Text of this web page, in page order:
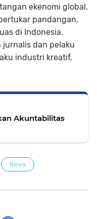
ekenomi global.
pandangan,
di Indonesia.
dan pelaku
industri kreatif,
Akuntabilitas
𝙽𝚎𝚠𝚜